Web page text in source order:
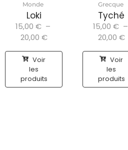
Monde
Loki
15,00 € –
20,00 €
Voir
les
produits
Grecque
Tyché
15,00 € –
20,00 €
Voir
les
produits